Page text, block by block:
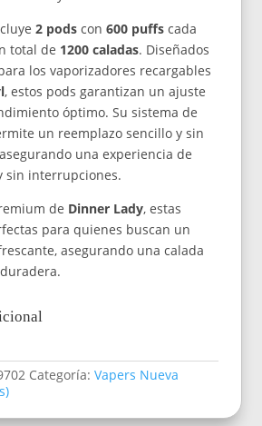
2 pods con600 puffs cada
total de 1200 caladas. Diseñados
los vaporizadores recargables
, estos pods garantizan un ajuste
óptimo. Su sistema de
un reemplazo sencillo y sin
una experiencia de
sin interrupciones.
de Dinner Lady, estas
para quienes buscan un
asegurando una calada
Categoría:Vapers Nueva